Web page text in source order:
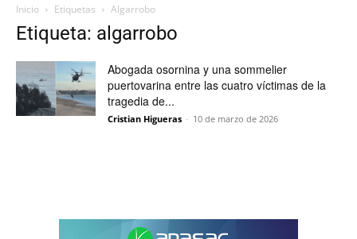
Inicio Etiquetas Algarrobo
Etiqueta: algarrobo
Abogada osornina y una sommelier
puertovarina entre las cuatro víctimas de la
tragedia de...
Cristian Higueras - 10 de marzo de 2026